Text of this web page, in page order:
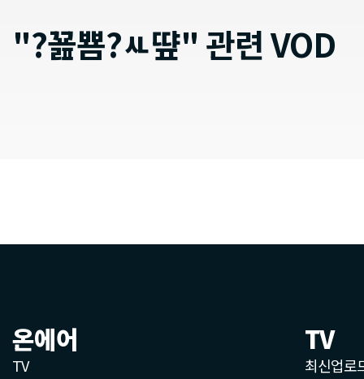
"?꾪뿀?ㅻ떂" 관련 VOD
온에어
TV
TV
최신업로